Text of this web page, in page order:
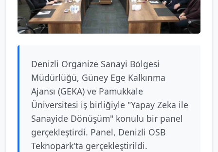
Denizli Organize Sanayi Bölgesi
Müdürlüğü, Güney Ege Kalkınma
Ajansı (GEKA) ve Pamukkale
Üniversitesi iş birliğiyle "Yapay Zeka ile
Sanayide Dönüşüm" konulu bir panel
gerçekleştirdi. Panel, Denizli OSB
Teknopark'ta gerçekleştirildi.